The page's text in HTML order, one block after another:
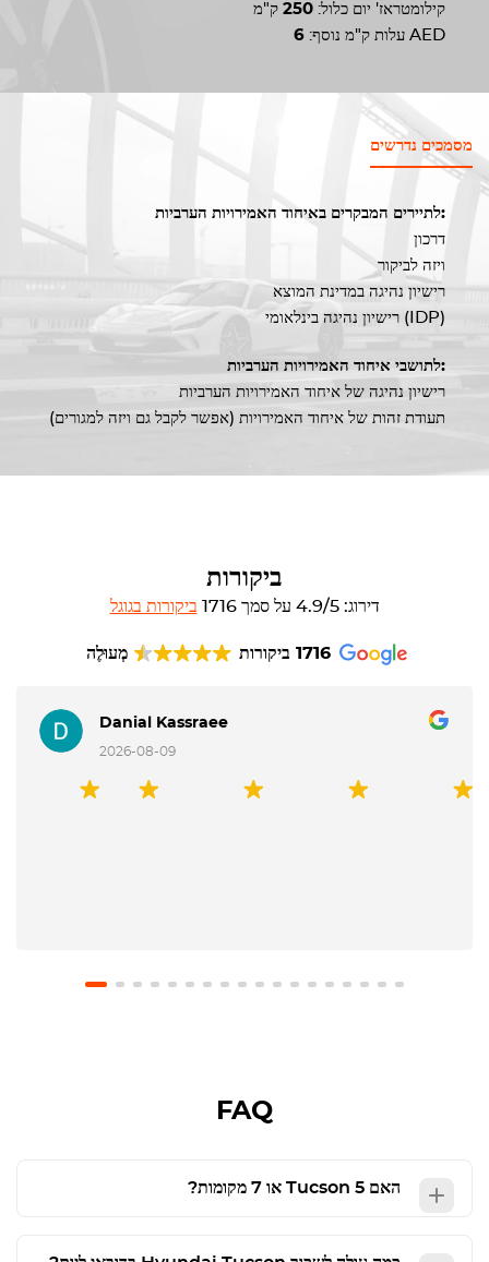
קילומטראז' יום כלול: 250 ק"מ
עלות ק"מ נוסף: 6 AED
מסמכים נדרשים
לתיירים המבקרים באיחוד האמירויות הערביות:
דרכון
ויזה לביקור
רישיון נהיגה במדינת המוצא
רישיון נהיגה בינלאומי (IDP)
לתושבי איחוד האמירויות הערביות:
רישיון נהיגה של איחוד האמירויות הערביות
תעודת זהות של איחוד האמירויות (אפשר לקבל גם ויזה למגורים)
ביקורות
דירוג: 4.9/5 על סמך 1716 ביקורות בגוגל
מְעוּלֶה 1716 ביקורות
Danial Kassraee
2026-08-09
FAQ
האם Tucson 5 או 7 מקומות?